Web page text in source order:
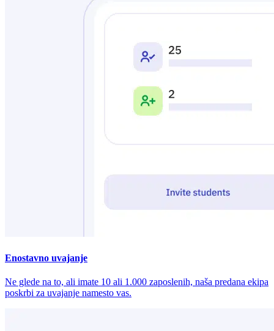
Enostavno uvajanje
Ne glede na to, ali imate 10 ali 1.000 zaposlenih, naša predana ekipa
poskrbi za uvajanje namesto vas.